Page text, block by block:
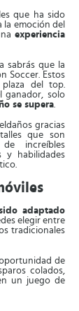
que ha sido
emoción del
experiencia
sabrás que la
Soccer. Estos
plaza del top.
ganador, solo
se supera.
gracias
que son
de increíbles
y habilidades
adaptado
elegir entre
tradicionales
de
colados,
un juego de